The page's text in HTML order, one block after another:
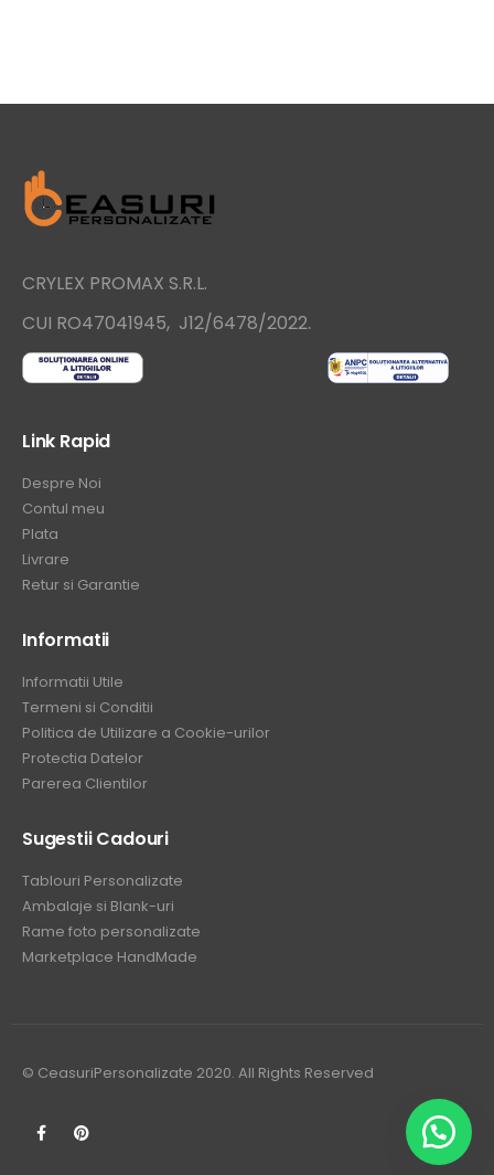
CRYLEX PROMAX S.R.L.
CUI RO47041945, J12/6478/2022.
Link Rapid
Despre Noi
Contul meu
Plata
Livrare
Retur si Garantie
Informatii
Informatii Utile
Termeni si Conditii
Politica de Utilizare a Cookie-urilor
Protectia Datelor
Parerea Clientilor
Sugestii Cadouri
Tablouri Personalizate
Ambalaje si Blank-uri
Rame foto personalizate
Marketplace HandMade
© CeasuriPersonalizate 2020. All Rights Reserved